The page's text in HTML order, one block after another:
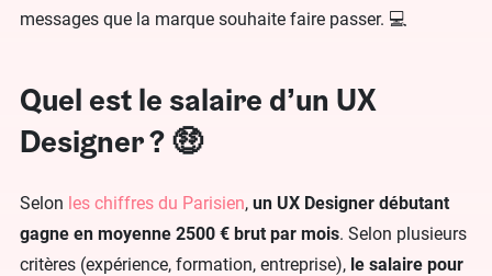
messages que la marque souhaite faire passer. 💻
Quel est le salaire d’un UX
Designer ? 🤑
Selon les chiffres du Parisien, un UX Designer débutant
gagne en moyenne 2500 € brut par mois. Selon plusieurs
critères (expérience, formation, entreprise), le salaire pour